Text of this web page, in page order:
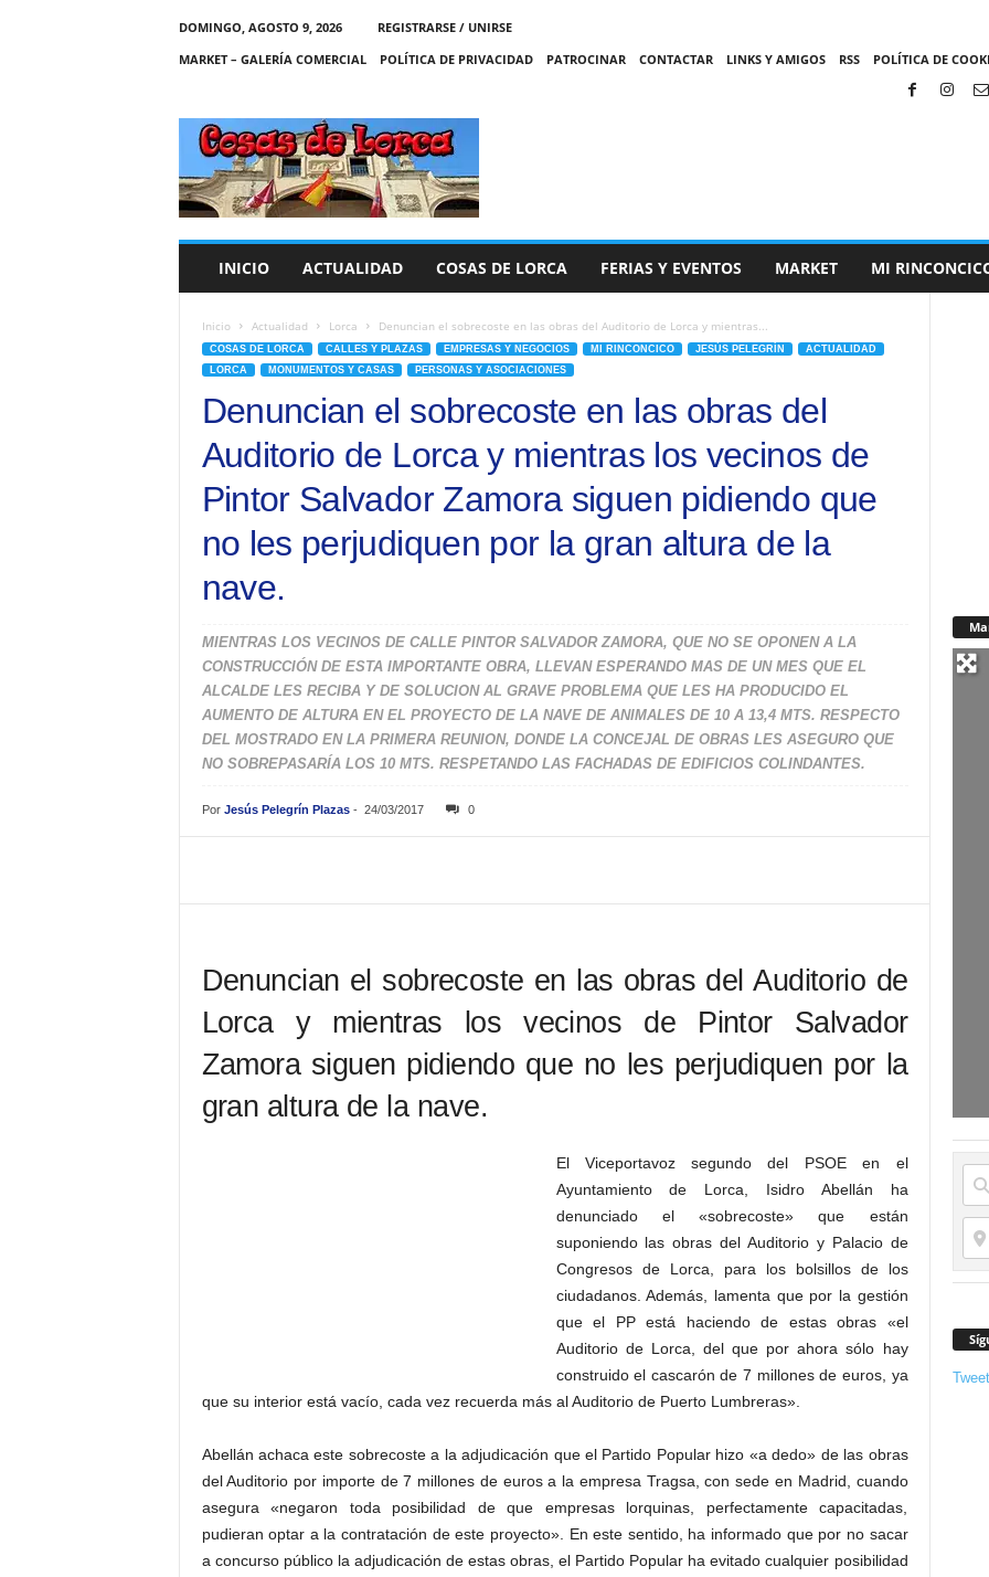
DOMINGO, AGOSTO 9, 2026
REGISTRARSE / UNIRSE
MARKET – GALERÍA COMERCIAL
POLÍTICA DE PRIVACIDAD PATROCINAR CONTACTAR LINKS Y AMIGOS RSS POLÍTICA DE
C
A
S
INICIO ACTUALIDAD COSAS DE LORCA FERIAS Y EVENTOS MARKET MI
Inicio Actualidad Lorca Denuncian el sobrecoste en las obras del Auditorio de Lorca y mientras...
COSAS DE LORCA CALLES Y PLAZAS EMPRESAS Y NEGOCIOS MI RINCONCICO JESÚS PELEGRÍN
ACTUALIDAD
LORCA
MONUMENTOS Y CASAS PERSONAS Y ASOCIACIONES
Denuncian el sobrecoste en las obras del
Auditorio de Lorca y mientras los vecinos de
Pintor Salvador Zamora siguen pidiendo que
no les perjudiquen por la gran altura de la
nave.
MIENTRAS LOS VECINOS DE CALLE PINTOR SALVADOR ZAMORA, QUE NO SE OPONEN A LA
CONSTRUCCIÓN DE ESTA IMPORTANTE OBRA, LLEVAN ESPERANDO MAS DE UN MES QUE EL
ALCALDE LES RECIBA Y DE SOLUCION AL GRAVE PROBLEMA QUE LES HA PRODUCIDO EL
AUMENTO DE ALTURA EN EL PROYECTO DE LA NAVE DE ANIMALES DE 10 A 13,4 MTS. RESPECTO
DEL MOSTRADO EN LA PRIMERA REUNION, DONDE LA CONCEJAL DE OBRAS LES ASEGURO QUE
NO SOBREPASARÍA LOS 10 MTS. RESPETANDO LAS FACHADAS DE EDIFICIOS COLINDANTES.
Por Jesús Pelegrín Plazas- 24/03/2017 0
Denuncian el sobrecoste en las obras del Auditorio de
Lorca y mientras los vecinos de Pintor Salvador
Zamora siguen pidiendo que no les perjudiquen por la
gran altura de la nave.
El Viceportavoz segundo del PSOE en el
Ayuntamiento de Lorca, Isidro Abellán ha
denunciado el «sobrecoste» que están
suponiendo las obras del Auditorio y Palacio de
Congresos de Lorca, para los bolsillos de los
ciudadanos. Además, lamenta que por la gestión
que el PP está haciendo de estas obras «el
Auditorio de Lorca, del que por ahora sólo hay
construido el cascarón de 7 millones de euros, ya
que su interior está vacío, cada vez recuerda más al Auditorio de Puerto Lumbreras».
Abellán achaca este sobrecoste a la adjudicación que el Partido Popular hizo «a dedo» de las obras
del Auditorio por importe de 7 millones de euros a la empresa Tragsa, con sede en Madrid, cuando
asegura «negaron toda posibilidad de que empresas lorquinas, perfectamente capacitadas,
pudieran optar a la contratación de este proyecto». En este sentido, ha informado que por no sacar
a concurso público la adjudicación de estas obras, el Partido Popular ha evitado cualquier posibilidad